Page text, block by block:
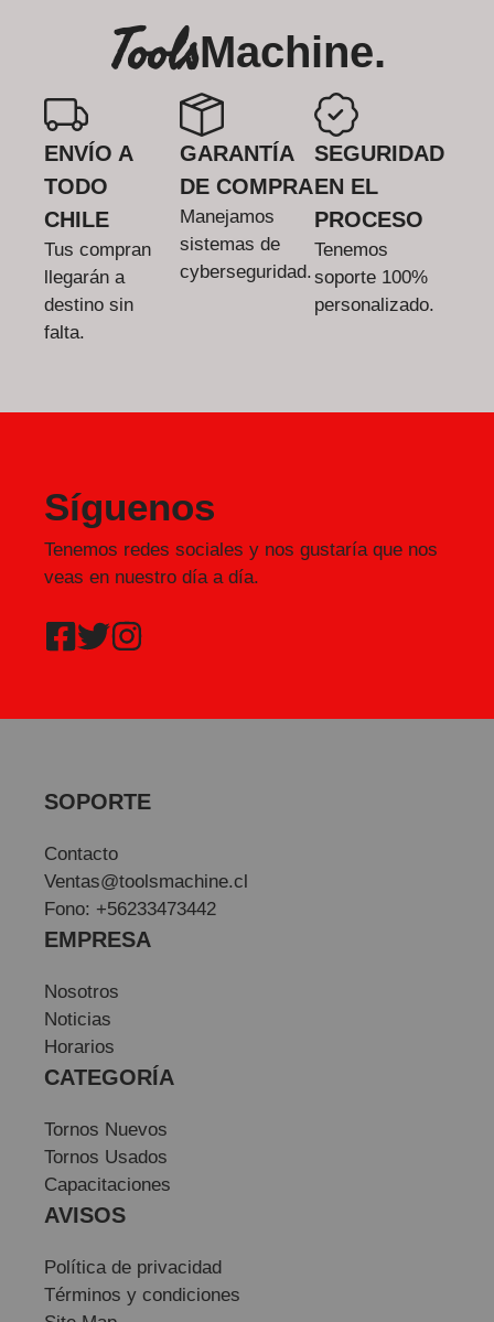
ToolsMachine.
ENVÍO A
TODO
CHILE
Tus compran
llegarán a
destino sin
falta.
GARANTÍA
DE COMPRA
Manejamos
sistemas de
cyberseguridad.
SEGURIDAD
EN EL
PROCESO
Tenemos
soporte 100%
personalizado.
Síguenos
Tenemos redes sociales y nos gustaría que nos
veas en nuestro día a día.
SOPORTE
Contacto
Ventas@toolsmachine.cl
Fono: +56233473442
EMPRESA
Nosotros
Noticias
Horarios
CATEGORÍA
Tornos Nuevos
Tornos Usados
Capacitaciones
AVISOS
Política de privacidad
Términos y condiciones